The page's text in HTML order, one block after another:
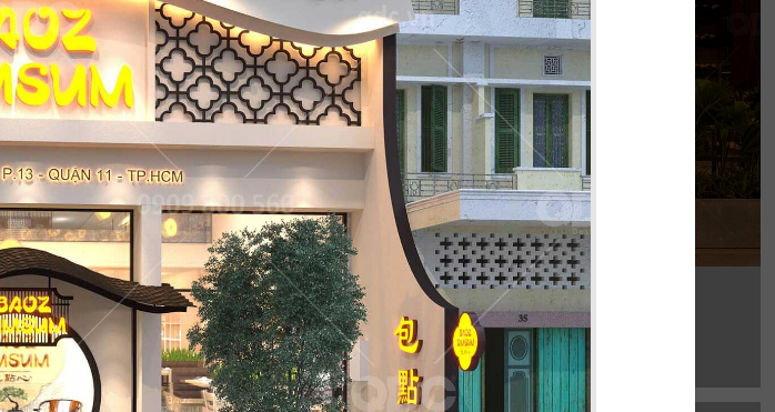
nghiệm ẩm thực Âu đỉnh cao mang phong cách công
nghiệp độc đáo
Chi tiết